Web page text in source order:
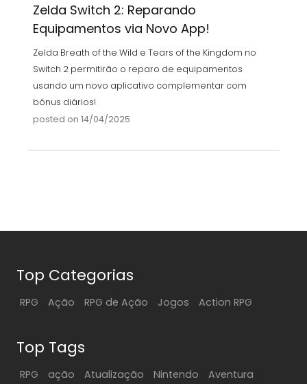
Zelda Switch 2: Reparando
Equipamentos via Novo App!
Zelda Breath of the Wild e Tears of the Kingdom no
Switch 2 permitirão o reparo de equipamentos
usando um novo aplicativo complementar com
bônus diários!
posted on 14/04/2025
Top Categorias
RPG Ação RPG de Ação Jogos Action RPG
Top Tags
RPG ação Atualização Nintendo
Aventura